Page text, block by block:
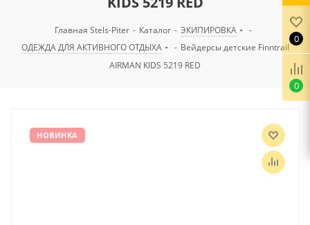
Главная Stels-Piter - Каталог - ЭКИПИРОВКА
-
ОДЕЖДА ДЛЯ АКТИВНОГО ОТДЫХА
- Вейдерсы детские Finntrail
AIRMAN KIDS 5219 RED
НОВИНКА
0
0